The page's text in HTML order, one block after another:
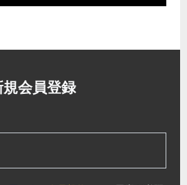
規会員登録